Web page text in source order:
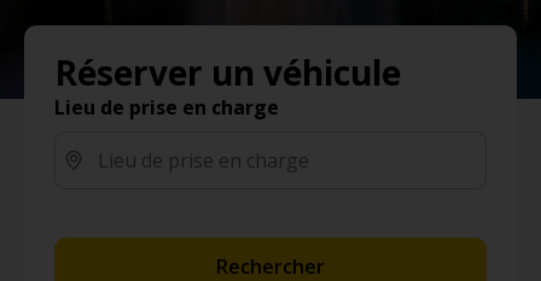
Réserver un véhicule
Lieu de prise en charge
Rechercher